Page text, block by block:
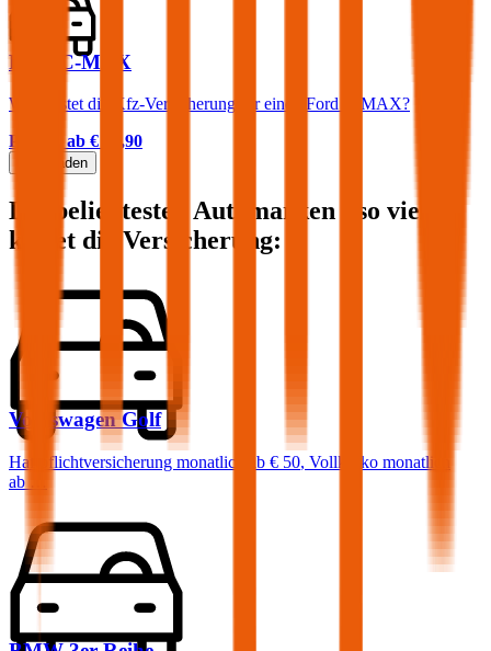
Ford C-MAX
Was kostet die Kfz-Versicherung für einen Ford C-MAX?
Prämie ab € 47,90
Mehr laden
Die beliebtesten Automarken - so viel
kostet die Versicherung:
Volkswagen Golf
Haftpflichtversicherung monatlich ab € 50, Vollkasko monatlich
ab …